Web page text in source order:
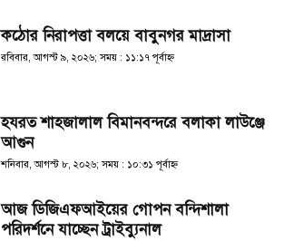
কঠোর নিরাপত্তা বলয়ে বাবুনগর মাদ্রাসা
রবিবার, আগস্ট ৯, ২০২৬; সময় : ১১:১৭ পূর্বাহ্ণ
হযরত শাহজালাল বিমানবন্দরে বলাকা লাউঞ্জে
আগুন
শনিবার, আগস্ট ৮, ২০২৬; সময় : ১০:৩১ পূর্বাহ্ণ
আজ ডিজিএফআইয়ের গোপন বন্দিশালা
পরিদর্শনে যাচ্ছেন ট্রাইব্যুনাল